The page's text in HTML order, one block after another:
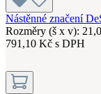
Nástěnné značení
Rozměry (š x v):
791,10 Kč s DPH